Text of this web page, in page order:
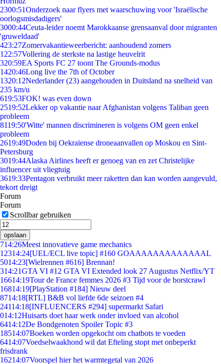
2300:51Onderzoek naar flyers met waarschuwing voor 'Israëlische
oorlogsmisdadigers'
3000:44Ceuta-leider noemt Marokkaanse grensaanval door migranten
'gruweldaad'
423:27Zomervakantieweerbericht: aanhoudend zomers
1 22:57Vollering de sterkste na lastige heuvelrit
320:59EA Sports FC 27 toont The Grounds-modus
1420:46Long live the 7th of October
1320:12Nederlander (23) aangehouden in Duitsland na snelheid van
235 km/u
619:53FOK! was even down
2519:52Lekker op vakantie naar Afghanistan volgens Taliban geen
probleem
8119:50'Witte' mannen discrimineren is volgens OM geen enkel
probleem
2619:49Doden bij Oekraïense droneaanvallen op Moskou en Sint-
Petersburg
3019:44Alaska Airlines heeft er genoeg van en zet Christelijke
influencer uit vliegtuig
3619:33Pentagon verbruikt meer raketten dan kan worden aangevuld,
tekort dreigt
Forum
Forum
Scrollbar gebruiken
opslaan
714:26Meest innovatieve game mechanics
12314:24[UEL/ECL live topic] #160 GOAAAAAAAAAAAAAL
5014:23[Wielrennen #616] Brennan!
314:21GTA VI #12 GTA VI Extended look 27 Augustus Netflix/YT
16614:19Tour de France femmes 2026 #3 Tijd voor de borstcrawl
16814:19[PlayStation #184] Nieuw deel
8714:18[RTL] B&B vol liefde 6de seizoen #4
24114:18[INFLUENCERS #294] supermarkt Safari
014:12Huisarts doet haar werk onder invloed van alcohol
6414:12De Bondgenoten Spoiler Topic #3
18514:07Boeken worden opgekocht om chatbots te voeden
6414:07Voedselwaakhond wil dat Efteling stopt met onbeperkt
frisdrank
16214:07Voorspel hier het warmtegetal van 2026